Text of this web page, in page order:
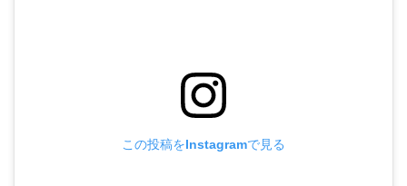
この投稿をInstagramで見る